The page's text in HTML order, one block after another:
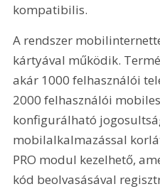
kompatibilis.
A rendszer
kártyával műkö­dik.
akár 1000 felhasználói
2000 felhasználói
konfigurálható
mobilalkalmazással
PRO modul kezelhető,
kód beolvasásával